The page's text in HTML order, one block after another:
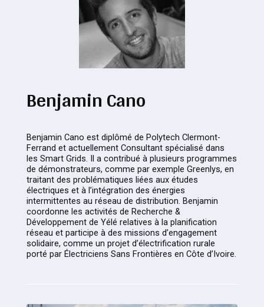
Benjamin Cano
Benjamin Cano est diplômé de Polytech Clermont-
Ferrand et actuellement Consultant spécialisé dans
les Smart Grids. Il a contribué à plusieurs programmes
de démonstrateurs, comme par exemple Greenlys, en
traitant des problématiques liées aux études
électriques et à l’intégration des énergies
intermittentes au réseau de distribution. Benjamin
coordonne les activités de Recherche &
Développement de Yélé relatives à la planification
réseau et participe à des missions d’engagement
solidaire, comme un projet d’électrification rurale
porté par Électriciens Sans Frontières en Côte d’Ivoire.